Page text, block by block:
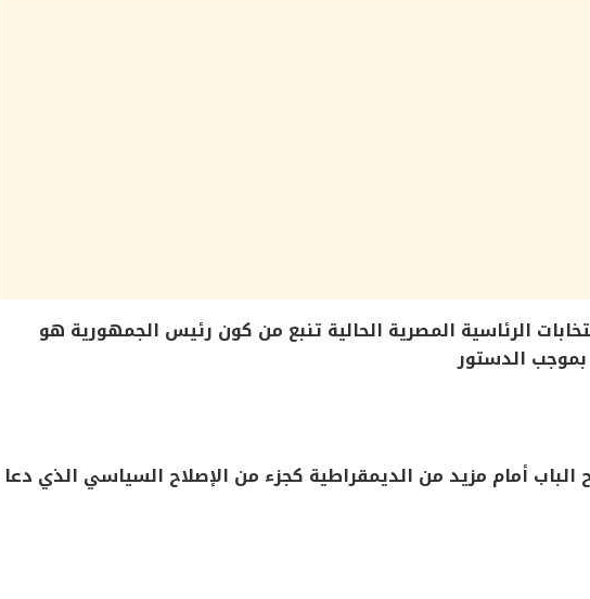
الرئاسية المصرية الحالية تنبع من كون رئيس الجمهورية هو
بموجب الدستور
الباب أمام مزيد من الديمقراطية كجزء من الإصلاح السياسي الذي دعا